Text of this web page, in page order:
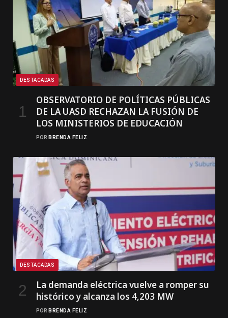
DESTACADAS
OBSERVATORIO DE POLÍTICAS PÚBLICAS
DE LA UASD RECHAZAN LA FUSIÓN DE
LOS MINISTERIOS DE EDUCACIÓN
POR BRENDA FELIZ
DESTACADAS
La demanda eléctrica vuelve a romper su
histórico y alcanza los 4,203 MW
POR BRENDA FELIZ